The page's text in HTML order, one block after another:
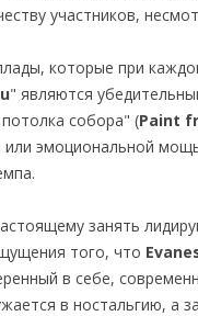
участников,
которые при
" являются
собора" (Paint
или эмоциональной
занять
того, что
в себе,
в ностальгию, а